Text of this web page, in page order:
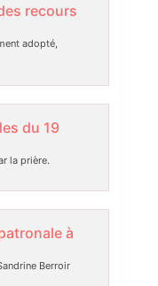
recours
adopté,
du 19
la prière.
à
Berroir